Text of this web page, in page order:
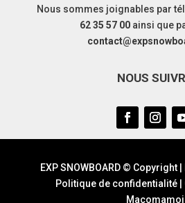
Nous sommes joignables par
62 35 57 00ainsi que
NOUS
EXP SNOWBOARD © Copyright |
Politique de confidentialité|
Macomamoi